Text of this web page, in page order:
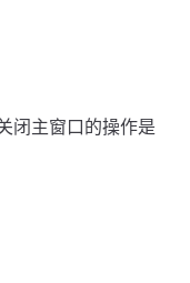
闭主窗口的操作是